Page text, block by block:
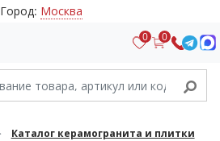
Город: Москва
0 0
Каталог керамогранита и плитки